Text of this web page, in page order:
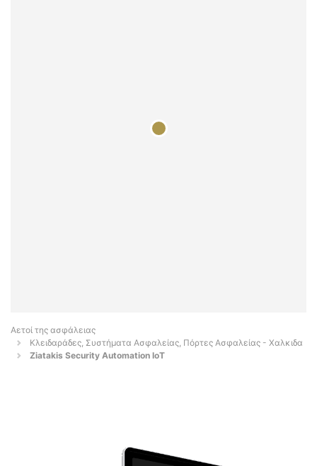
Αετοί της ασφάλειας
Κλειδαράδες, Συστήματα Ασφαλείας, Πόρτες Ασφαλείας - Χαλκιδα
Ziatakis Security Automation IoT